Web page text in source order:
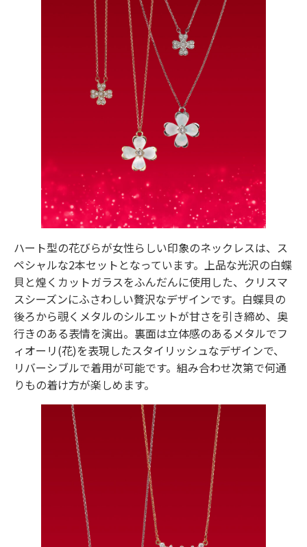
ハート型の花びらが女性らしい印象のネックレスは、ス
ペシャルな2本セットとなっています。上品な光沢の白蝶
貝と煌くカットガラスをふんだんに使用した、クリスマ
スシーズンにふさわしい贅沢なデザインです。白蝶貝の
後ろから覗くメタルのシルエットが甘さを引き締め、奥
行きのある表情を演出。裏面は立体感のあるメタルでフ
ィオーリ(花)を表現したスタイリッシュなデザインで、
リバーシブルで着用が可能です。組み合わせ次第で何通
りもの着け方が楽しめます。